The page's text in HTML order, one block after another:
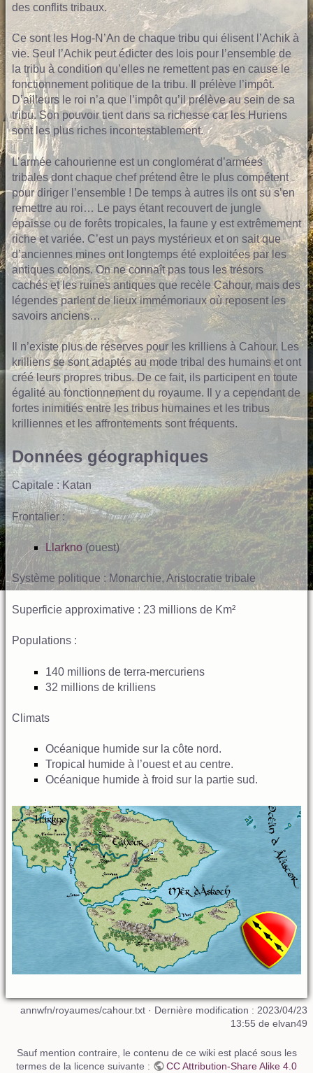
des conflits tribaux.
Ce sont les Hog-N’An de chaque tribu qui élisent l’Achik à
vie. Seul l’Achik peut édicter des lois pour l’ensemble de
la tribu à condition qu’elles ne remettent pas en cause le
fonctionnement politique de la tribu. Il prélève l’impôt.
D’ailleurs le roi n’a que l’impôt qu’il prélève au sein de sa
tribu. Son pouvoir tient dans sa richesse car les Huriens
sont les plus riches incontestablement.
L’armée cahourienne est un conglomérat d’armées
tribales dont chaque chef prétend être le plus compétent
pour diriger l’ensemble ! De temps à autres ils ont su s’en
remettre au roi… Le pays étant recouvert de jungle
épaisse ou de forêts tropicales, la faune y est extrêmement
riche et variée. C’est un pays mystérieux et on sait que
d’anciennes mines ont longtemps été exploitées par les
antiques colons. On ne connaît pas tous les trésors
cachés et les ruines antiques que recèle Cahour, mais des
légendes parlent de lieux immémoriaux où reposent les
savoirs anciens…
Il n’existe plus de réserves pour les krilliens à Cahour. Les
krilliens se sont adaptés au mode tribal des humains et ont
créé leurs propres tribus. De ce fait, ils participent en toute
égalité au fonctionnement du royaume. Il y a cependant de
fortes inimitiés entre les tribus humaines et les tribus
krilliennes et les affrontements sont fréquents.
Données géographiques
Capitale : Katan
Frontalier :
Llarkno (ouest)
Système politique : Monarchie, Aristocratie tribale
Superficie approximative : 23 millions de Km²
Populations :
140 millions de terra-mercuriens
32 millions de krilliens
Climats
Océanique humide sur la côte nord.
Tropical humide à l’ouest et au centre.
Océanique humide à froid sur la partie sud.
annwfn/royaumes/cahour.txt · Dernière modification : 2023/04/23
13:55 de elvan49
Sauf mention contraire, le contenu de ce wiki est placé sous les
termes de la licence suivante :
CC Attribution-Share Alike 4.0